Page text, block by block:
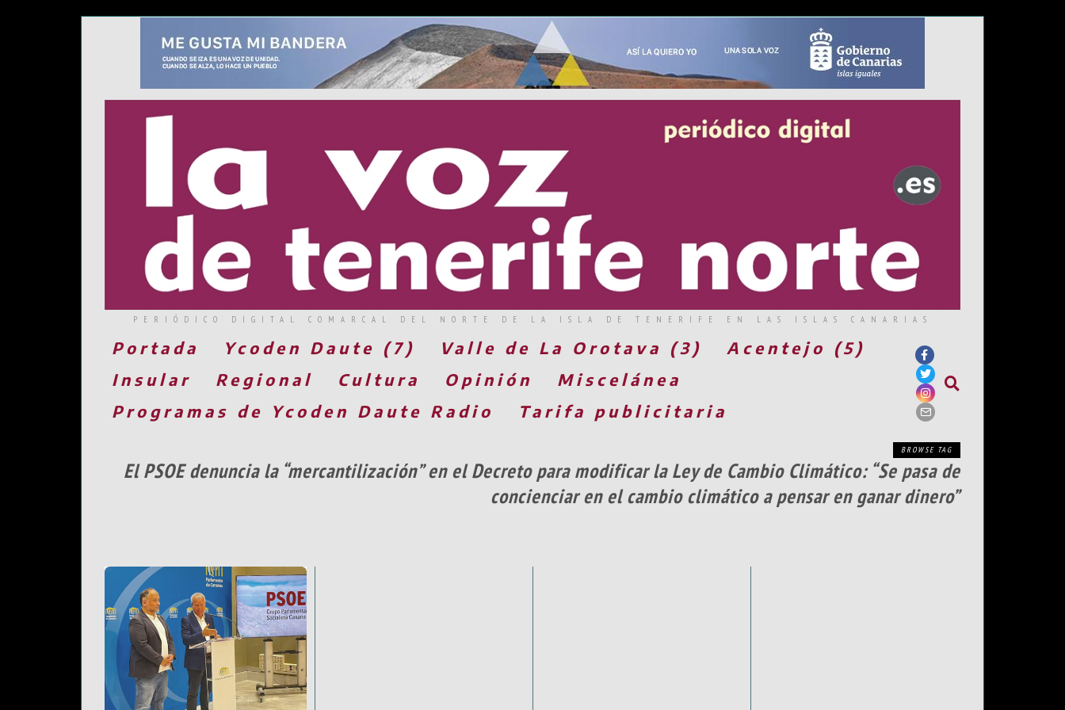
PERIÓDICO DIGITAL COMARCAL DEL NORTE DE LA ISLA DE TENERIFE EN LAS ISLAS CANARIAS
Portada Ycoden Daute (7) Valle de La Orotava (3)
Acentejo (5)
Insular
Regional Cultura Opinión
Miscelánea
Programas de Ycoden Daute Radio
Tarifa publicitaria
BROWSE TAG
El PSOE denuncia la “mercantilización” en el Decreto para modificar la Ley de Cambio Climático: “Se pasa de
concienciar en el cambio climático a pensar en ganar dinero”